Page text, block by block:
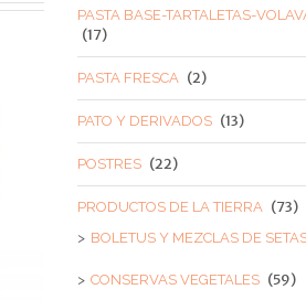
PASTA BASE-TARTALETAS-
(17)
PASTA FRESCA (2)
PATO Y DERIVADOS (13)
POSTRES (22)
PRODUCTOS DE LA TIERRA (73)
BOLETUS Y MEZCLAS DE
CONSERVAS VEGETALES (59)